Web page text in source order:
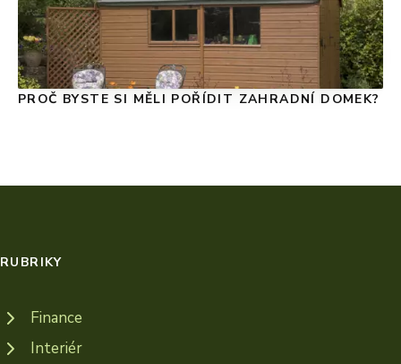
PROČ BYSTE SI MĚLI POŘÍDIT ZAHRADNÍ DOMEK?
RUBRIKY
Finance
Interiér